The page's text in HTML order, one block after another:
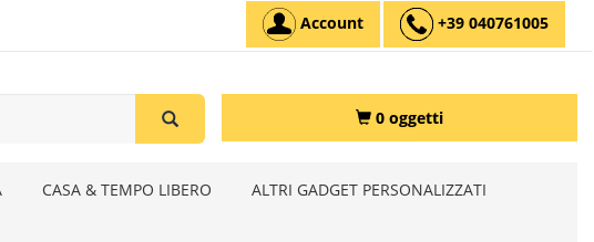
Account +39 040761005
0 oggetti
CASA & TEMPO LIBERO ALTRI GADGET PERSONALIZZATI